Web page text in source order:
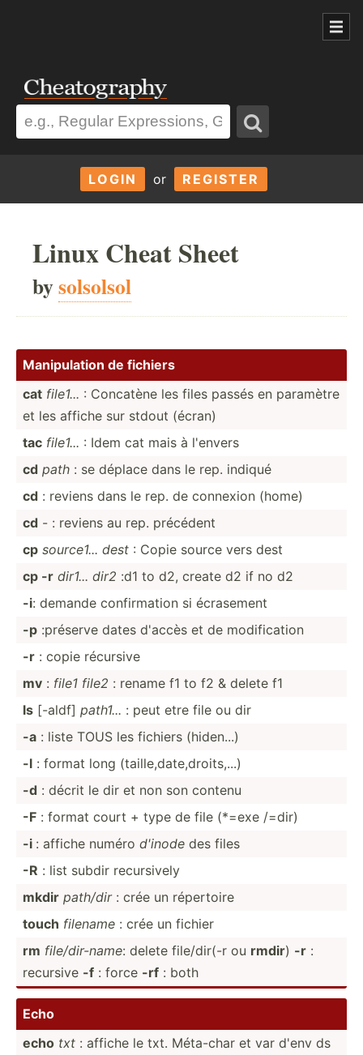
LOGIN or REGISTER
Linux Cheat Sheet
bysolsolsol
Manipu­lation de fichiers
cat file1... : Concatène les files passés en paramètre
et les affiche sur stdout (écran)
tac file1... : Idem cat mais à l'envers
cd path : se déplace dans le rep. indiqué
cd : reviens dans le rep. de connexion (home)
cd - : reviens au rep. précédent
cp source1... dest : Copie source vers dest
cp -r dir1... dir2 :d1 to d2, create d2 if no d2
-i: demande confir­mation si écrasement
-p :préserve dates d'accès et de modifi­cation
-r : copie récursive
mv : file1 file2 : rename f1 to f2 & delete f1
ls [-aldf] path1... : peut etre file ou dir
-a : liste TOUS les fichiers (hiden...)
-l : format long (taill­e,d­ate­,dr­oit­s,...)
-d : décrit le dir et non son contenu
-F : format court + type de file (*=exe /=dir)
-i : affiche numéro d'inode des files
-R : list subdir recurs­ively
mkdir path/dir: crée un répertoire
touch filename : crée un fichier
rm file/d­ir-name: delete file/d­ir(-r ou rmdir) -r :
recursive -f : force -rf : both
Echo
echo txt : affiche le txt. Méta-char et var d'env ds